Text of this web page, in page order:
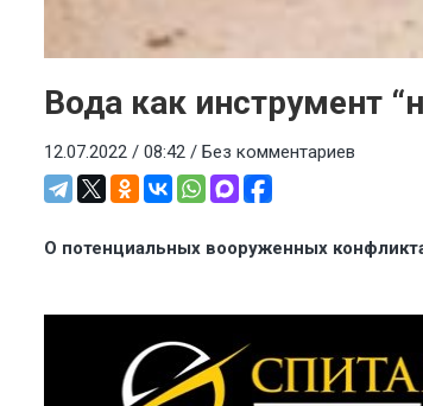
Вода как инструмент
12.07.2022 / 08:42 / Без комментариев
О потенциальных вооруженных